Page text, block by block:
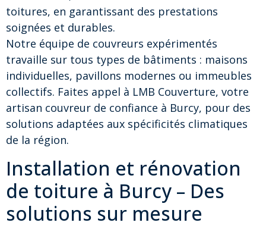
toitures, en garantissant des prestations
soignées et durables.
Notre équipe de couvreurs expérimentés
travaille sur tous types de bâtiments : maisons
individuelles, pavillons modernes ou immeubles
collectifs. Faites appel à LMB Couverture, votre
artisan couvreur de confiance à Burcy, pour des
solutions adaptées aux spécificités climatiques
de la région.
Installation et rénovation
de toiture à Burcy – Des
solutions sur mesure